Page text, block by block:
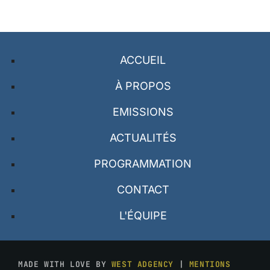
ACCUEIL
À PROPOS
EMISSIONS
ACTUALITÉS
PROGRAMMATION
CONTACT
L'ÉQUIPE
MADE WITH LOVE BY WEST ADGENCY | MENTIONS